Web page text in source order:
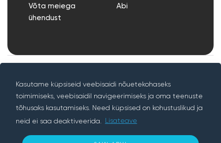
Kasutame küpsiseid veebisaidi nõuetekohaseks
toimimiseks, veebisaidil navigeerimiseks ja oma teenuste
tõhusaks kasutamiseks. Need küpsised on kohustuslikud ja
neid ei saa deaktiveerida.
Lisateave
Võta meiega
ühendust
Abi